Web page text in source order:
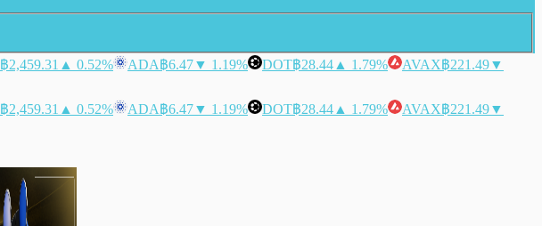
฿2,459.31 ▲ 0.52% ADA฿6.47▼ 1.19% DOT฿28.44 ▲ 1.79% AVAX฿221.49▼
฿2,459.31 ▲ 0.52% ADA฿6.47▼ 1.19% DOT฿28.44 ▲ 1.79% AVAX฿221.49▼